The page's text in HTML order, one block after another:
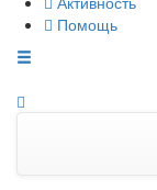
Помощь